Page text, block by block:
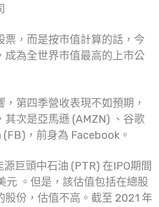
票，而是按市值計算的話，今
成為全世界市值最高的上市公
第四季營收表現不如預期，
其次是亞馬遜 (AMZN) 、谷歌
(FB)，前身為 Facebook。
巨頭中石油 (PTR) 在IPO期間
元 。但是，該估值包括在總股
股份，估值不高。截至 2021 年